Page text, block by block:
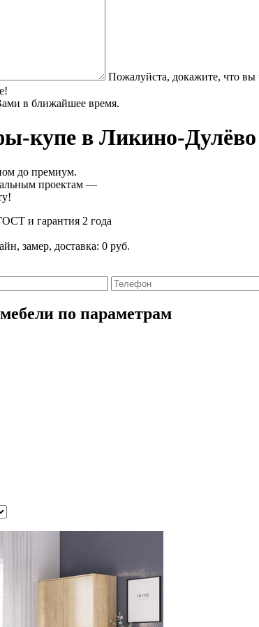
Пожалуйста, докажите, что вы
в ближайшее время.
купе в Ликино-
до премиум.
проектам —
и гарантия 2 года
замер, доставка: 0 руб.
по параметрам